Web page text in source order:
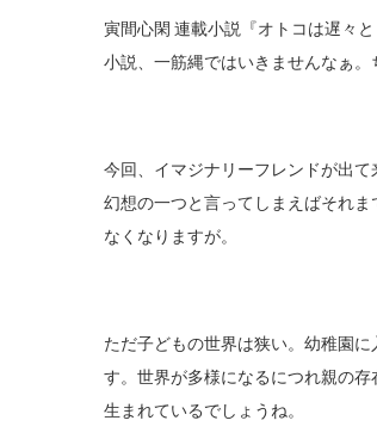
寅間心閑 連載小説『オトコは遅々
小説、一筋縄ではいきませんなぁ。
今回、イマジナリーフレンドが出
幻想の一つと言ってしまえばそれ
なくなりますが。
ただ子どもの世界は狭い。幼稚園
す。世界が多様になるにつれ親の
生まれているでしょうね。